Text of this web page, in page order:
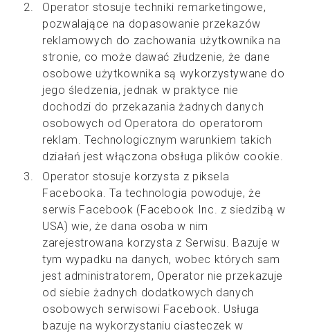
Operator stosuje techniki remarketingowe,
pozwalające na dopasowanie przekazów
reklamowych do zachowania użytkownika na
stronie, co może dawać złudzenie, że dane
osobowe użytkownika są wykorzystywane do
jego śledzenia, jednak w praktyce nie
dochodzi do przekazania żadnych danych
osobowych od Operatora do operatorom
reklam. Technologicznym warunkiem takich
działań jest włączona obsługa plików cookie.
Operator stosuje korzysta z piksela
Facebooka. Ta technologia powoduje, że
serwis Facebook (Facebook Inc. z siedzibą w
USA) wie, że dana osoba w nim
zarejestrowana korzysta z Serwisu. Bazuje w
tym wypadku na danych, wobec których sam
jest administratorem, Operator nie przekazuje
od siebie żadnych dodatkowych danych
osobowych serwisowi Facebook. Usługa
bazuje na wykorzystaniu ciasteczek w